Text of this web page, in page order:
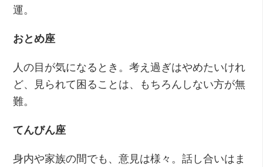
運。
おとめ座
人の目が気になるとき。考え過ぎはやめたいけれ
ど、見られて困ることは、もちろんしない方が無
難。
てんびん座
身内や家族の間でも、意見は様々。話し合いはま